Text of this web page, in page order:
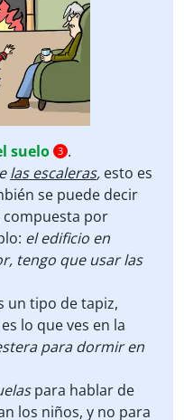
suelo 3 .
las escaleras, esto es
se puede decir
compuesta por
el edificio en
tengo que usar las
un tipo de tapiz,
lo que ves en la
para dormir en
para hablar de
los niños, y no para